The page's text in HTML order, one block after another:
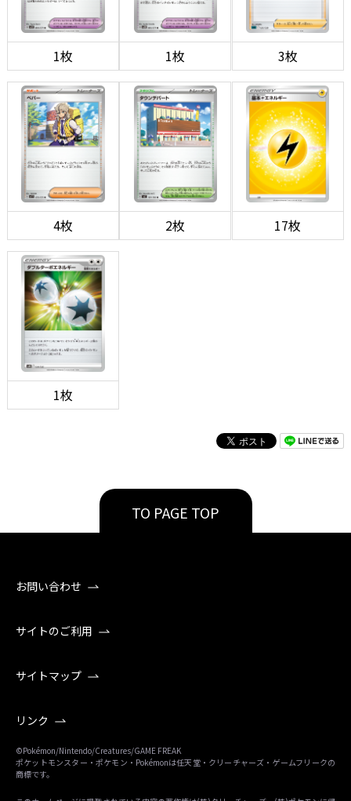
1枚 1枚 3枚
4枚 2枚 17枚
1枚
TO PAGE TOP
お問い合わせ
サイトのご利用
サイトマップ
リンク
©Pokémon/Nintendo/Creatures/GAME FREAK
ポケットモンスター・ポケモン・Pokémonは任天堂・クリーチャーズ・ゲームフリークの
商標です。